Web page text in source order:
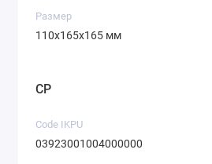
Размер
110х165х165 мм
CP
Code IKPU
03923001004000000